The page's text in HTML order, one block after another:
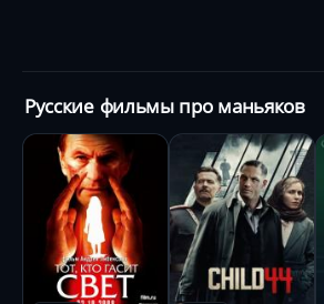
Русские фильмы про маньяков